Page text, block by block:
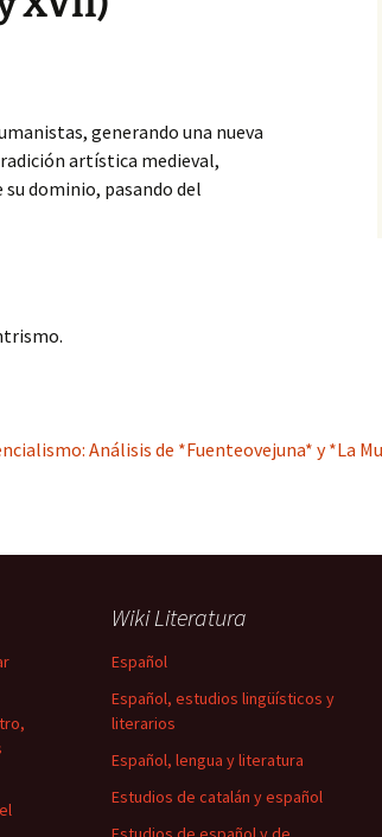
generando una nueva
artística medieval,
dominio, pasando del
Análisis de *Fuenteovejuna* y *La
Wiki Literatura
Español
Español, estudios lingüísticos y
literarios
Español, lengua y literatura
Estudios de catalán y español